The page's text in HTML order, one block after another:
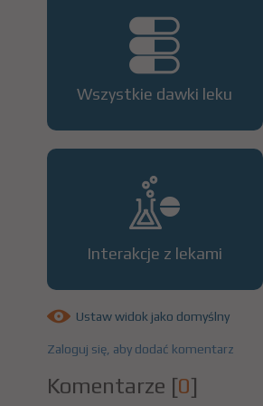
Wszystkie dawki leku
Interakcje z lekami
Ustaw widok jako domyślny
Zaloguj się, aby dodać komentarz
Komentarze [0]